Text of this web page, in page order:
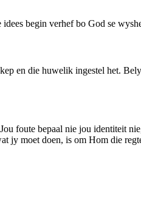
begin verhef bo God se
en die huwelik ingestel het.
foute bepaal nie jou identiteit
jy moet doen, is om Hom die